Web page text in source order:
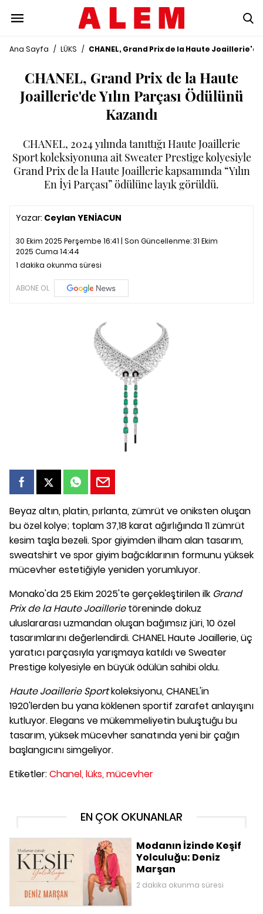
Ana Sayfa / LÜKS / CHANEL, Grand Prix de la Haute Joaillerie'de
CHANEL, Grand Prix de la Haute
Joaillerie'de Yılın Parçası Ödülünü
Kazandı
CHANEL, 2024 yılında tanıttığı Haute Joaillerie
Sport koleksiyonuna ait Sweater Prestige kolyesiyle
Grand Prix de la Haute Joaillerie kapsamında “Yılın
En İyi Parçası” ödülüne layık görüldü.
Yazar: Ceylan YENİACUN
30 Ekim 2025 Perşembe 16:41 | Son Güncellenme:31 Ekim
2025 Cuma 14:44
1 dakika okunma süresi
ABONE OL
Beyaz altın, platin, pırlanta, zümrüt ve oniksten oluşan
bu özel kolye; toplam 37,18 karat ağırlığında 11 zümrüt
kesim taşla bezeli. Spor giyimden ilham alan tasarım,
sweatshirt ve spor giyim bağcıklarının formunu yüksek
mücevher estetiğiyle yeniden yorumluyor.
Monako'da 25 Ekim 2025'te gerçekleştirilen ilk Grand
Prix de la Haute Joaillerietöreninde dokuz
uluslararası uzmandan oluşan bağımsız jüri, 10 özel
tasarımlarını değerlendirdi. CHANEL Haute Joaillerie, üç
yaratıcı parçasıyla yarışmaya katıldı ve Sweater
Prestige kolyesiyle en büyük ödülün sahibi oldu.
Haute Joaillerie Sportkoleksiyonu, CHANEL'in
1920'lerden bu yana köklenen sportif zarafet anlayışını
kutluyor. Elegans ve mükemmeliyetin buluştuğu bu
tasarım, yüksek mücevher sanatında yeni bir çağın
başlangıcını simgeliyor.
Etiketler:Chanel,lüks,mücevher
EN ÇOK OKUNANLAR
Modanın İzinde Keşif
Yolculuğu: Deniz
Marşan
2 dakika okunma süresi